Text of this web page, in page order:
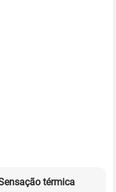
térmica